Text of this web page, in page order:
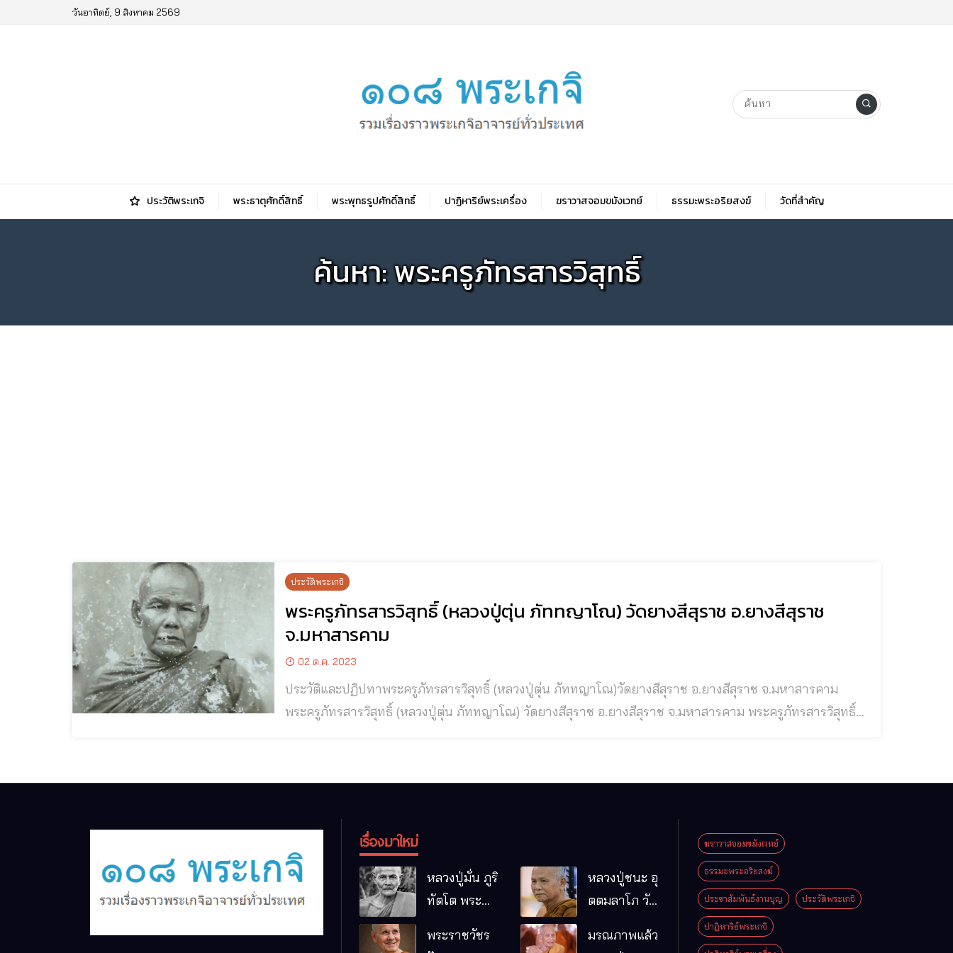
วันอาทิตย์, 9 สิงหาคม 2569
ประวัติพระเกจิ พระธาตุศักดิ์สิทธิ์ พระพุทธรูปศักดิ์สิทธิ์ ปาฏิหาริย์พระเครื่อง ฆราวาสจอมขมังเวทย์ ธรรมะพระอริยสงฆ์ วัดที่สําคัญ
ค้นหา: พระครูภัทรสารวิสุทธิ์
ประวัติพระเกจิ
พระครูภัทรสารวิสุทธิ์ (หลวงปู่ตุ่น ภัททญาโณ) วัดยางสีสุราช อ.ยางสีสุราช
จ.มหาสารคาม
02 ต.ค. 2023
ประวัติและปฏิปทาพระครูภัทรสารวิสุทธิ์ (หลวงปู่ตุ่น ภัททญาโณ)วัดยางสีสุราช อ.ยางสีสุราช จ.มหาสารคาม
พระครูภัทรสารวิสุทธิ์ (หลวงปู่ตุ่น ภัททญาโณ) วัดยางสีสุราช อ.ยางสีสุราช จ.มหาสารคาม พระครูภัทรสารวิสุทธิ์
เรื่องมาใหม่
หลวงปู่มั่น ภูริ
ทัตโต พระ
หลวงปู่ชนะ อุ
ตตมลาโภ วัด
พระราชวัชร
มรณภาพแล้ว
ฆราวาสจอมขมังเวทย์
ธรรมะพระอริยสงฆ์
ประชาสัมพันธ์งานบุญ ประวัติพระเกจิ
ปาฏิหาริย์พระเกจิ